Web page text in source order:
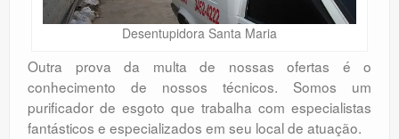
Desentupidora Santa Maria
Outra prova da multa de nossas ofertas é o
conhecimento de nossos técnicos. Somos um
purificador de esgoto que trabalha com especialistas
fantásticos e especializados em seu local de atuação.